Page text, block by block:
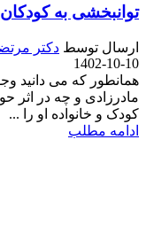
توانبخشی به
ارسال توسط دکتر
1402-10-10
همانطور که می دانید
مادرزادی و چه در اثر
کودک و خانواده او را ...
ادامه مطلب